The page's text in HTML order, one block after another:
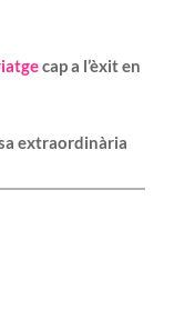
cap a l’èxit en
extraordinària